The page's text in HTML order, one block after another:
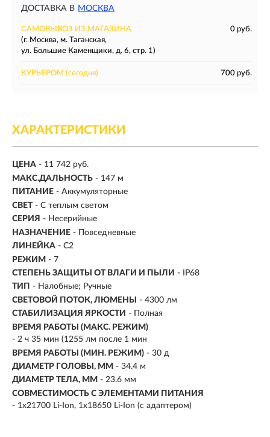
ДОСТАВКА В МОСКВА
САМОВЫВОЗ ИЗ МАГАЗИНА
0 руб.
(г. Москва, м. Таганская,
ул. Большие Каменщики, д. 6, стр. 1)
КУРЬЕРОМ (сегодня) 700 руб.
ХАРАКТЕРИСТИКИ
ЦЕНА - 11 742 руб.
МАКС.ДАЛЬНОСТЬ - 147 м
ПИТАНИЕ - Аккумуляторные
СВЕТ - С теплым светом
СЕРИЯ - Несерийные
НАЗНАЧЕНИЕ - Повседневные
ЛИНЕЙКА - C2
РЕЖИМ - 7
СТЕПЕНЬ ЗАЩИТЫ ОТ ВЛАГИ И ПЫЛИ - IP68
ТИП - Налобные; Ручные
СВЕТОВОЙ ПОТОК, ЛЮМЕНЫ
- 4300 лм
СТАБИЛИЗАЦИЯ ЯРКОСТИ - Полная
ВРЕМЯ РАБОТЫ (МАКС. РЕЖИМ)
- 2 ч 35 мин (1255 лм после 1 мин
ВРЕМЯ РАБОТЫ (МИН. РЕЖИМ) - 30 д
ДИАМЕТР ГОЛОВЫ, ММ - 34.4 м
ДИАМЕТР ТЕЛА, ММ - 23.6 мм
СОВМЕСТИМОСТЬ С ЭЛЕМЕНТАМИ ПИТАНИЯ
- 1х21700 Li-Ion, 1x18650 Li-Ion (с адаптером)